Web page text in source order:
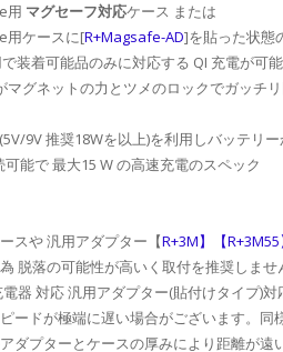
用 マグセーフ対応ケース または
用ケースに[R+Magsafe-AD]を貼った状態
装着可能品のみに対応する QI 充電が可
グネットの力とツメのロックでガッチ
9V 推奨18Wを以上)を利用しバッテ
可能で 最大15 W の高速充電のスペック
スや 汎用アダプター【R+3M】【R+3M55
脱落の可能性が高いく取付を推奨しませ
器 対応 汎用アダプター(貼付けタイプ)対
ードが極端に遅い場合がございます。同
ダプターとケースの厚みにより距離が